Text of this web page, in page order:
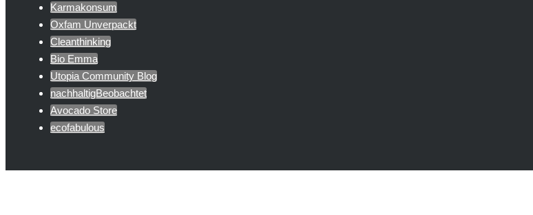
Karmakonsum
Oxfam Unverpackt
Cleanthinking
Bio Emma
Utopia Community Blog
nachhaltigBeobachtet
Avocado Store
ecofabulous